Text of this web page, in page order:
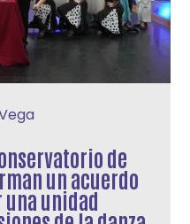
de
un acuerdo
unidad